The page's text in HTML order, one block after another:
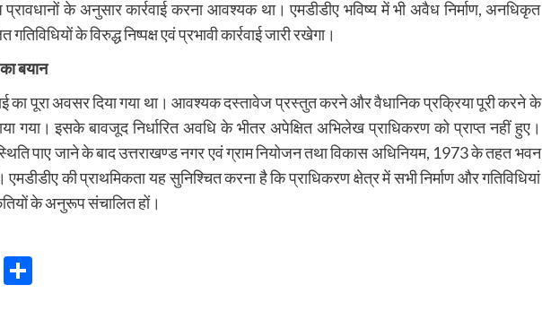
के अनुसार कार्रवाई करना आवश्यक था। एमडीडीए भविष्य में भी अवैध निर्माण, अनधिकृत
के विरुद्ध निष्पक्ष एवं प्रभावी कार्रवाई जारी रखेगा।
बयान
का पूरा अवसर दिया गया था। आवश्यक दस्तावेज प्रस्तुत करने और वैधानिक प्रक्रिया पूरी करने के
गया। इसके बावजूद निर्धारित अवधि के भीतर अपेक्षित अभिलेख प्राधिकरण को प्राप्त नहीं हुए।
पाए जाने के बाद उत्तराखण्ड नगर एवं ग्राम नियोजन तथा विकास अधिनियम, 1973 के तहत भवन
की प्राथमिकता यह सुनिश्चित करना है कि प्राधिकरण क्षेत्र में सभी निर्माण और गतिविधियां
के अनुरूप संचालित हों।
Email